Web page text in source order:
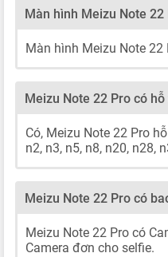
Màn hình Meizu Note
Màn hình Meizu Note 22
Meizu Note 22 Pro có
Có, Meizu Note 22 Pro
n2, n3, n5, n8, n20, n28,
Meizu Note 22 Pro có
Meizu Note 22 Pro có
Camera đơn cho selfie.